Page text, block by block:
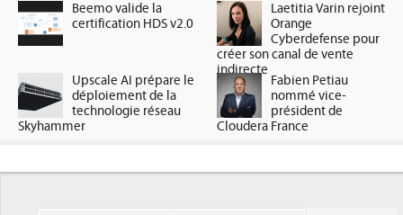
Beemo valide la
certification HDS v2.0
Laetitia Varin rejoint
Orange
Cyberdefense pour
créer son canal de vente
indirecte
Upscale AI prépare le
déploiement de la
technologie réseau
Skyhammer
Fabien Petiau
nommé vice-
président de
Cloudera France